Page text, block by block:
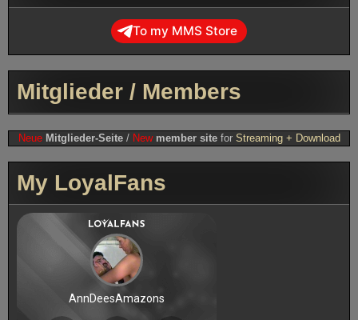
To my MMS Store
Mitglieder / Members
Neue Mitglieder-Seite/ New member siteforStreaming + Download
My LoyalFans